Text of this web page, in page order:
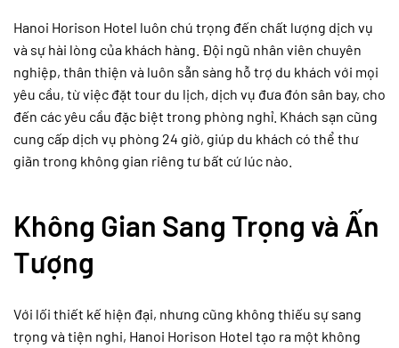
Hanoi Horison Hotel luôn chú trọng đến chất lượng dịch vụ
và sự hài lòng của khách hàng. Đội ngũ nhân viên chuyên
nghiệp, thân thiện và luôn sẵn sàng hỗ trợ du khách với mọi
yêu cầu, từ việc đặt tour du lịch, dịch vụ đưa đón sân bay, cho
đến các yêu cầu đặc biệt trong phòng nghỉ. Khách sạn cũng
cung cấp dịch vụ phòng 24 giờ, giúp du khách có thể thư
giãn trong không gian riêng tư bất cứ lúc nào.
Không Gian Sang Trọng và Ấn
Tượng
Với lối thiết kế hiện đại, nhưng cũng không thiếu sự sang
trọng và tiện nghi, Hanoi Horison Hotel tạo ra một không